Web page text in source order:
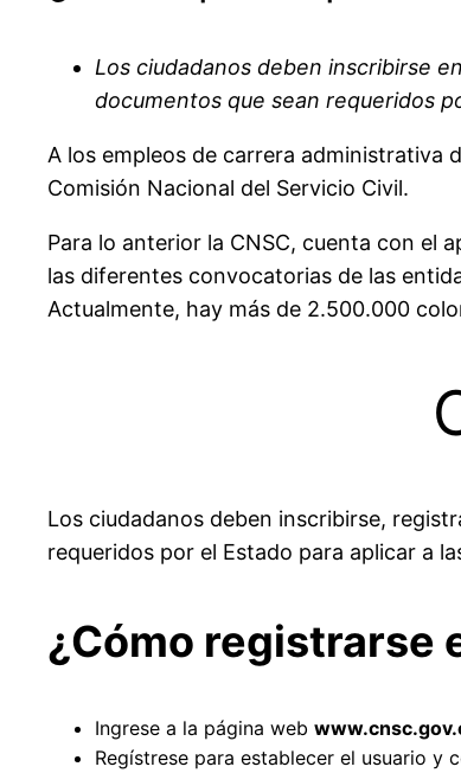
Los ciudadanos deben inscribirse
documentos que sean requeridos
A los empleos de carrera administrativa
Comisión Nacional del Servicio Civil.
Para lo anterior la CNSC, cuenta con el
las diferentes convocatorias de las
Actualmente, hay más de 2.500.000
Los ciudadanos deben inscribirse,
requeridos por el Estado para aplicar a
¿Cómo registrarse
Ingrese a la página web
Regístrese para establecer el usuario y